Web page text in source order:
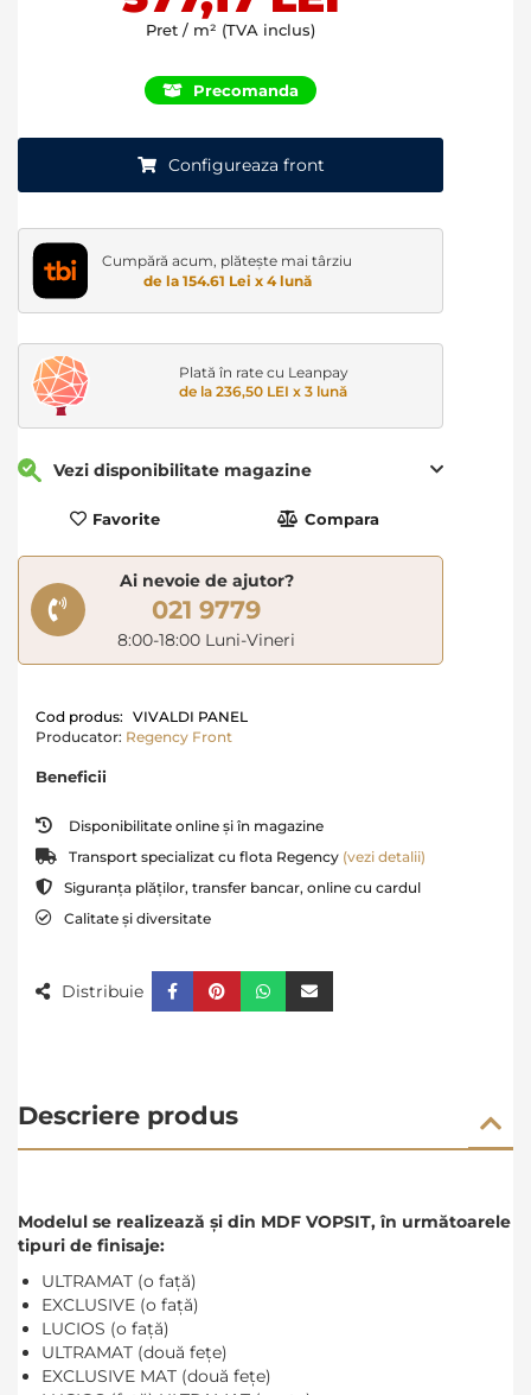
Pret / m² (TVA inclus)
Precomanda
Configureaza front
Cumpără acum, plătește mai târziu
de la 154.61 Lei x 4 lună
Plată în rate cu Leanpay
de la 236,50 LEI x 3 lună
Vezi disponibilitate magazine
Favorite Compara
Ai nevoie de ajutor?
021 9779
8:00-18:00 Luni-Vineri
Cod produs: VIVALDI PANEL
Producator: Regency Front
Beneficii
Disponibilitate online și în magazine
Transport specializat cu flota Regency (vezi detalii)
Siguranța plăților, transfer bancar, online cu cardul
Calitate și diversitate
Distribuie
Descriere produs
Modelul se realizează și din MDF VOPSIT, în următoarele
tipuri de finisaje:
ULTRAMAT (o față)
EXCLUSIVE (o față)
LUCIOS (o față)
ULTRAMAT (două fețe)
EXCLUSIVE MAT (două fețe)